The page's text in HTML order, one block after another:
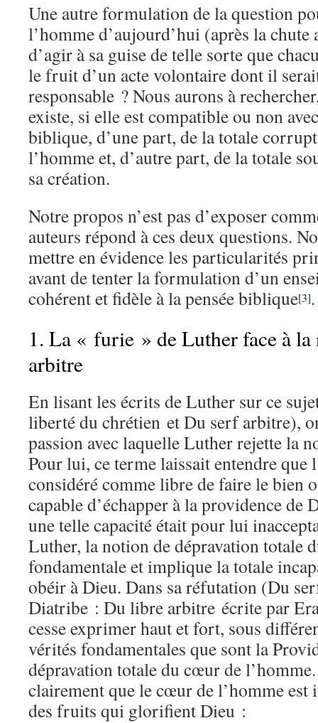
Une autre formulation de la question
l’homme d’aujourd’hui (après la chute
d’agir à sa guise de telle sorte que
le fruit d’un acte volontaire dont il
responsable ? Nous aurons à
existe, si elle est compatible ou non
biblique, d’une part, de la totale
l’homme et, d’autre part, de la totale
sa création.
Notre propos n’est pas d’exposer
auteurs répond à ces deux questions.
mettre en évidence les particularités
avant de tenter la formulation d’un
cohérent et fidèle à la pensée biblique[3].
1. La « furie » de Luther face à
arbitre
En lisant les écrits de Luther sur ce
liberté du chrétien et Du serf arbitre),
passion avec laquelle Luther rejette la
Pour lui, ce terme laissait entendre que
considéré comme libre de faire le bien
capable d’échapper à la providence de
une telle capacité était pour lui
Luther, la notion de dépravation totale
fondamentale et implique la totale
obéir à Dieu. Dans sa réfutation (Du
Diatribe : Du libre arbitre écrite par
cesse exprimer haut et fort, sous
vérités fondamentales que sont la
dépravation totale du cœur de
clairement que le cœur de l’homme est
des fruits qui glorifient Dieu :